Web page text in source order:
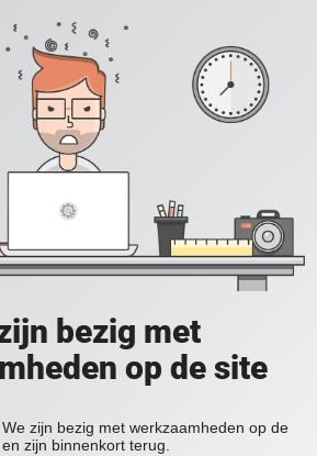
bezig met
op de site
zijn bezig met werkzaamheden op de
zijn binnenkort terug.